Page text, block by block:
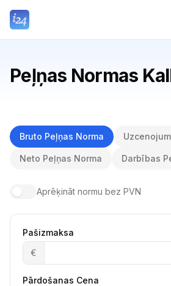
Peļņas Normas
Bruto Peļņas Norma
Neto Peļņas Norma Darbības
Aprēķināt normu bez PVN
Pašizmaksa
€
Pārdošanas Cena